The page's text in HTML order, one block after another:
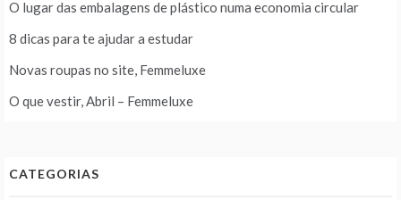
O lugar das embalagens de plástico numa economia circular
8 dicas para te ajudar a estudar
Novas roupas no site, Femmeluxe
O que vestir, Abril – Femmeluxe
CATEGORIAS